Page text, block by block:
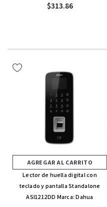
$313.86
AGREGAR AL CARRITO
Lector de huella digital con
teclado y pantalla Standalone
ASI1212DD Marca: Dahua